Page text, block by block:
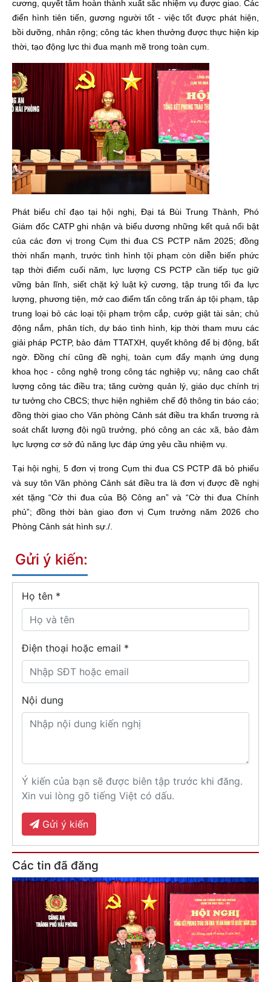
cương, quyết tâm hoàn thành xuất sắc nhiệm vụ được giao. Các
điển hình tiên tiến, gương người tốt - việc tốt được phát hiện,
bồi dưỡng, nhân rộng; công tác khen thưởng được thực hiện kịp
thời, tạo động lực thi đua mạnh mẽ trong toàn cụm.
Phát biểu chỉ đạo tại hội nghị, Đại tá Bùi Trung Thành, Phó
Giám đốc CATP ghi nhận và biểu dương những kết quả nổi bật
của các đơn vị trong Cụm thi đua CS PCTP năm 2025; đồng
thời nhấn mạnh, trước tình hình tội phạm còn diễn biến phức
tạp thời điểm cuối năm, lực lượng CS PCTP cần tiếp tục giữ
vững bản lĩnh, siết chặt kỷ luật kỷ cương, tập trung tối đa lực
lượng, phương tiện, mở cao điểm tấn công trấn áp tội phạm, tập
trung loại bỏ các loại tội phạm trộm cắp, cướp giật tài sản; chủ
động nắm, phân tích, dự báo tình hình, kịp thời tham mưu các
giải pháp PCTP, bảo đảm TTATXH, quyết không để bị động, bất
ngờ. Đồng chí cũng đề nghị, toàn cụm đẩy mạnh ứng dụng
khoa học - công nghệ trong công tác nghiệp vụ; nâng cao chất
lượng công tác điều tra; tăng cường quản lý, giáo dục chính trị
tư tưởng cho CBCS; thực hiện nghiêm chế độ thông tin báo cáo;
đồng thời giao cho Văn phòng Cảnh sát điều tra khẩn trương rà
soát chất lượng đội ngũ trưởng, phó công an các xã, bảo đảm
lực lượng cơ sở đủ năng lực đáp ứng yêu cầu nhiệm vụ.
Tại hội nghị, 5 đơn vị trong Cụm thi đua CS PCTP đã bỏ phiếu
và suy tôn Văn phòng Cảnh sát điều tra là đơn vị được đề nghị
xét tặng “Cờ thi đua của Bộ Công an” và “Cờ thi đua Chính
phủ”; đồng thời bàn giao đơn vị Cụm trưởng năm 2026 cho
Phòng Cảnh sát hình sự./.
Gửi ý kiến:
Họ tên *
Điện thoại hoặc email *
Nội dung
Ý kiến của bạn sẽ được biên tập trước khi đăng.
Xin vui lòng gõ tiếng Việt có dấu.
Gửi ý kiến
Các tin đã đăng